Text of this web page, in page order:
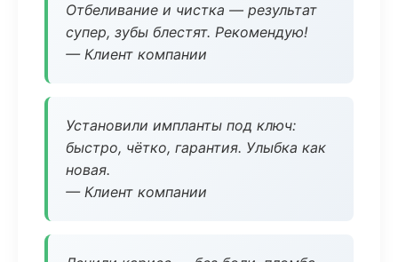
Отбеливание и чистка — результат
супер, зубы блестят. Рекомендую!
— Клиент компании
Установили импланты под ключ:
быстро, чётко, гарантия. Улыбка как
новая.
— Клиент компании